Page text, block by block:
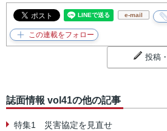
e-mail
投稿
誌面情報 vol41の他の記事
特集1 災害協定を見直せ